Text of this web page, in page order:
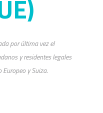
por última vez el
y residentes legales
y Suiza.